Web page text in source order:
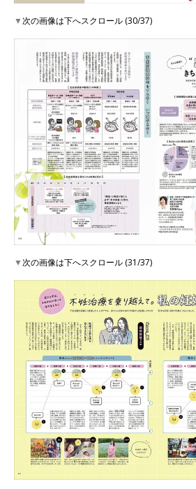
▼次の画像は下へスクロール (30/37)
▼次の画像は下へスクロール (31/37)